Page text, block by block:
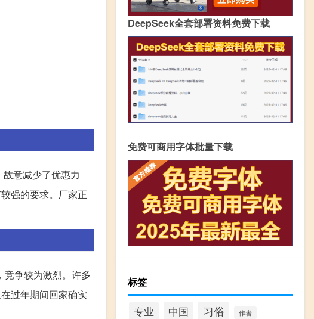
意减少了优惠力
强的要求。厂家正
竞争较为激烈。许多
过年期间回家确实
DeepSeek全套部署资料免费下载
免费可商用字体批量下载
标签
专业 中国 习俗 作者